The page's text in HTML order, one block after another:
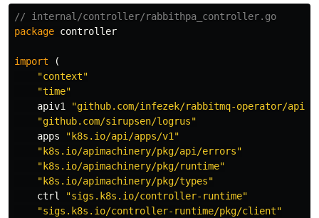
// internal/controller/rabbithpa_controller.go
package controller
import
(
"context"
"time"
apiv1
"github.com/infezek/rabbitmq-operator/api/
"github.com/sirupsen/logrus"
apps
"k8s.io/api/apps/v1"
"k8s.io/apimachinery/pkg/api/errors"
"k8s.io/apimachinery/pkg/runtime"
"k8s.io/apimachinery/pkg/types"
ctrl
"sigs.k8s.io/controller-runtime"
"sigs.k8s.io/controller-runtime/pkg/client"